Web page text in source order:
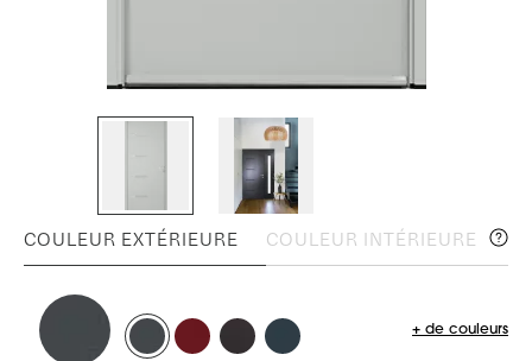
COULEUR EXTÉRIEURE COULEUR INTÉRIEURE
+ de couleurs